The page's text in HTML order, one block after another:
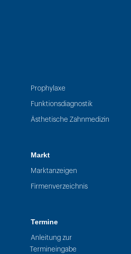
Prophylaxe
Funktionsdiagnostik
Ästhetische Zahnmedizin
Markt
Marktanzeigen
Firmenverzeichnis
Termine
Anleitung zur
Termineingabe